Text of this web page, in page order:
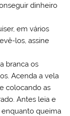
dinheiro
em vários
los, assine
branca os
Acenda a vela
colocando as
Antes leia e
enquanto queima